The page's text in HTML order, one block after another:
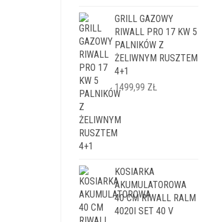
GRILL GAZOWY
RIWALL PRO 17 KW 5
PALNIKÓW Z
ŻELIWNYM RUSZTEM
4+1
1499,99 ZŁ
KOSIARKA
AKUMULATOROWA
40 CM RIWALL RALM
4020I SET 40 V